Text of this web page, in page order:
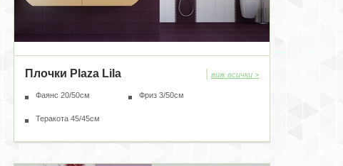
Плочки Plaza Lila виж всички >
Фаянс 20/50см Фриз 3/50см
Теракота 45/45см